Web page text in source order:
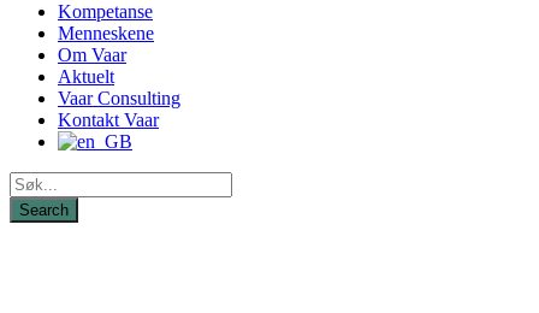
Kompetanse
Menneskene
Om Vaar
Aktuelt
Vaar Consulting
Kontakt Vaar